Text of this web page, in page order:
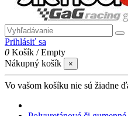
Prihlásiť sa
0 Košík /Empty
Nákupný košík
×
Vo vašom košíku nie sú žiadne